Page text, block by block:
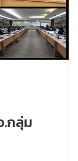
.กลุ่ม